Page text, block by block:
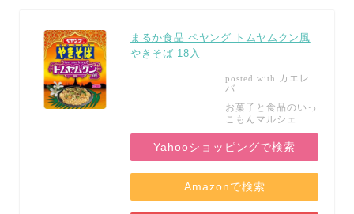
まるか食品 ペヤング トムヤムクン風
やきそば 18入
posted with カエレ
バ
お菓子と食品のいっ
こもんマルシェ
Yahooショッピングで検索
Amazonで検索